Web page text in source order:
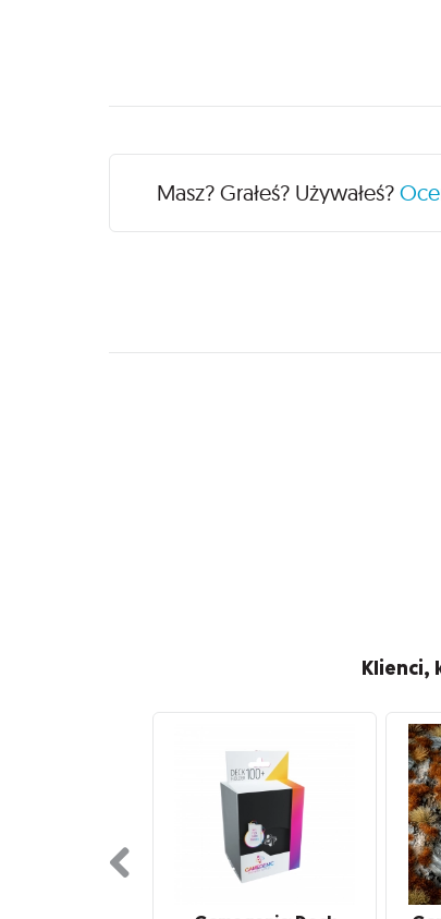
Recenzje
Masz? Grałeś? Używałeś?
Klienci,